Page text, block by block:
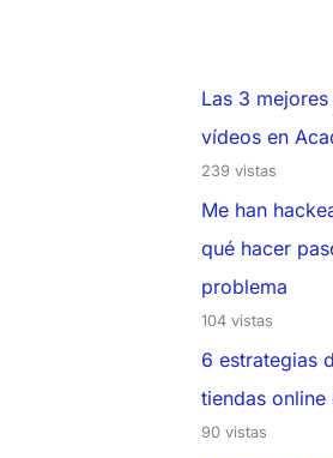
Las 3
vídeos en
239 vistas
Me han
qué hacer
problema
104 vistas
6 estrategias
tiendas online
90 vistas